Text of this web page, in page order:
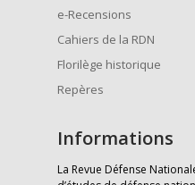
e-Recensions
Cahiers de la RDN
Florilège historique
Repères
Informations
La Revue Défense